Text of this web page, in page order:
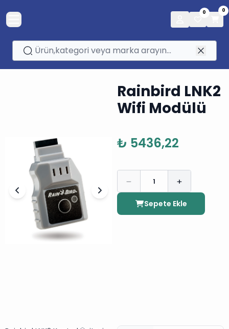
0 0
Rainbird LNK2
Wifi Modülü
₺ 5436,22
1
Sepete Ekle